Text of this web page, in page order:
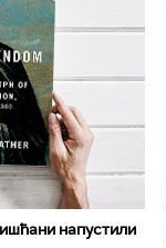
напустили